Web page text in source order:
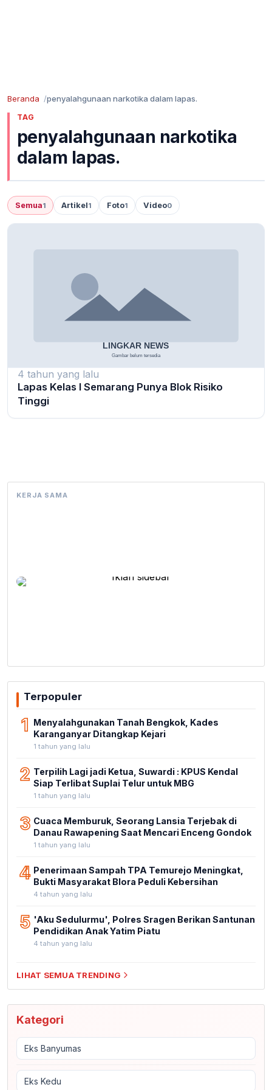
Beranda penyalahgunaan narkotika dalam lapas.
TAG
penyalahgunaan narkotika
dalam lapas.
Semua1 Artikel1 Foto1 Video0
4 tahun yang lalu
Lapas Kelas I Semarang Punya Blok Risiko
Tinggi
KERJA SAMA
Terpopuler
1 Menyalahgunakan Tanah Bengkok, Kades
Karanganyar Ditangkap Kejari
1 tahun yang lalu
2 Terpilih Lagi jadi Ketua, Suwardi : KPUS Kendal
Siap Terlibat Suplai Telur untuk MBG
1 tahun yang lalu
3 Cuaca Memburuk, Seorang Lansia Terjebak di
Danau Rawapening Saat Mencari Enceng Gondok
1 tahun yang lalu
4 Penerimaan Sampah TPA Temurejo Meningkat,
Bukti Masyarakat Blora Peduli Kebersihan
4 tahun yang lalu
5 'Aku Sedulurmu', Polres Sragen Berikan Santunan
Pendidikan Anak Yatim Piatu
4 tahun yang lalu
LIHAT SEMUA TRENDING
Kategori
Eks Banyumas
Eks Kedu